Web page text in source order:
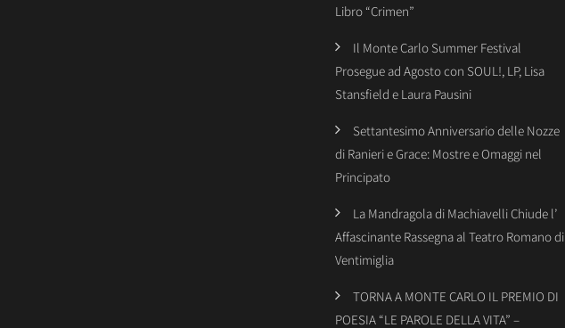
Libro “Crimen”
Il Monte Carlo Summer Festival
Prosegue ad Agosto con SOUL!, LP, Lisa
Stansfield e Laura Pausini
Settantesimo Anniversario delle Nozze
di Ranieri e Grace: Mostre e Omaggi nel
Principato
La Mandragola di Machiavelli Chiude l’
Affascinante Rassegna al Teatro Romano di
Ventimiglia
TORNA A MONTE CARLO IL PREMIO DI
POESIA “LE PAROLE DELLA VITA” –